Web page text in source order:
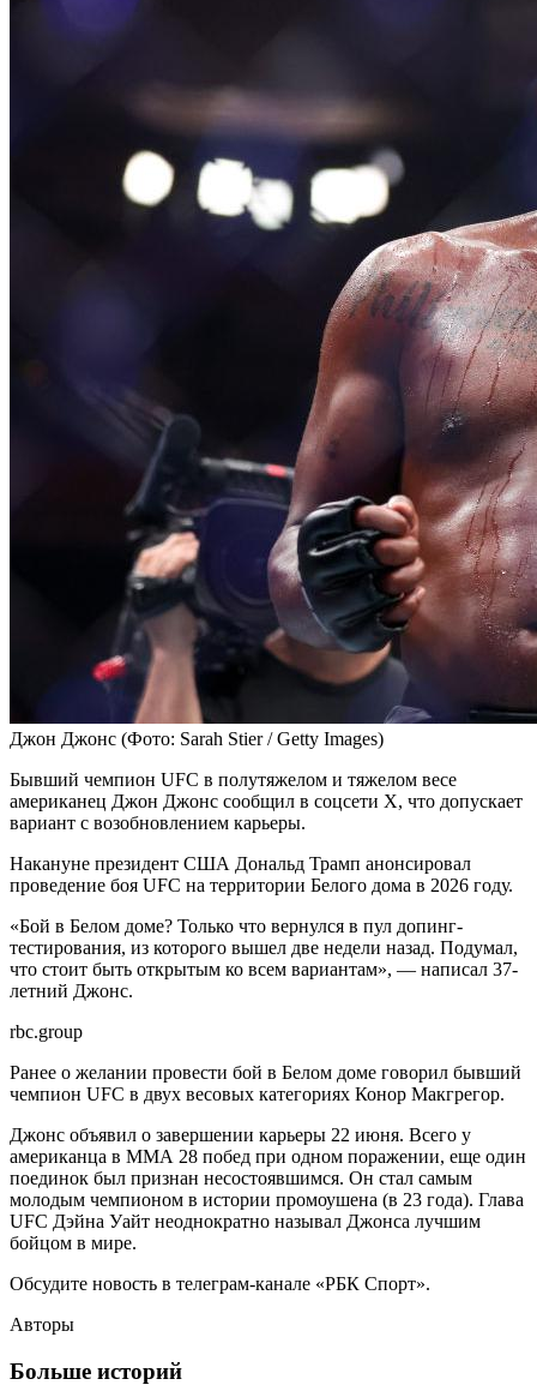
Джон Джонс (Фото: Sarah Stier / Getty Images)
Бывший чемпион UFC в полутяжелом и тяжелом весе
американец Джон Джонс сообщил в соцсети Х, что допускает
вариант с возобновлением карьеры.
Накануне президент США Дональд Трамп анонсировал
проведение боя UFC на территории Белого дома в 2026 году.
«Бой в Белом доме? Только что вернулся в пул допинг-
тестирования, из которого вышел две недели назад. Подумал,
что стоит быть открытым ко всем вариантам», — написал 37-
летний Джонс.
rbc.group
Ранее о желании провести бой в Белом доме говорил бывший
чемпион UFC в двух весовых категориях Конор Макгрегор.
Джонс объявил о завершении карьеры 22 июня. Всего у
американца в ММА 28 побед при одном поражении, еще один
поединок был признан несостоявшимся. Он стал самым
молодым чемпионом в истории промоушена (в 23 года). Глава
UFC Дэйна Уайт неоднократно называл Джонса лучшим
бойцом в мире.
Обсудите новость в телеграм-канале «РБК Спорт».
Авторы
Больше историй